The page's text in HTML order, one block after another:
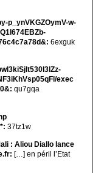
p_ynVKGZOymV-w-
6exguk
exec
qu7gqa
37tz1w
: Aliou Diallo lance
[…] en péril l’Etat